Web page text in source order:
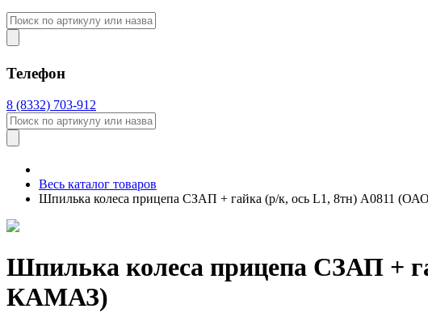
Телефон
8 (8332) 703-912
Весь каталог товаров
Шпилька колеса прицепа СЗАП + гайка (р/к, ось L1, 8тн) А0811
Шпилька колеса прицепа СЗАП +
КАМАЗ)